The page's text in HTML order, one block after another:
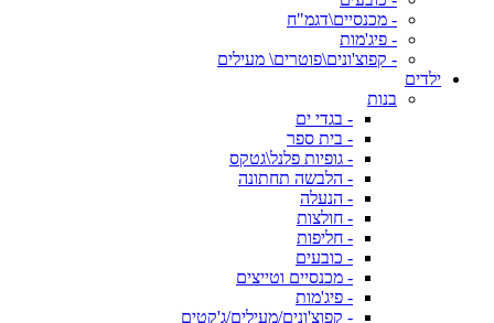
- מכנסיים\דגמ"ח
- פיג'מות
- קפוצ'ונים\פוטרים\ מעילים
ילדים
בנות
- בגדי ים
- בית ספר
- גופיות פלנל\גטקס
- הלבשה תחתונה
- הנעלה
- חולצות
- חליפות
- כובעים
- מכנסיים וטייצים
- פיג'מות
- קפוצ'ונים/מעילים/ג'קטים